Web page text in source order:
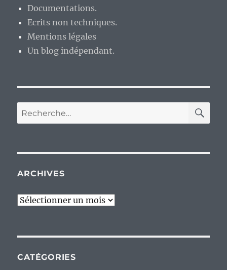
Documentations.
Ecrits non techniques.
Mentions légales
Un blog indépendant.
Recherche
pour :
ARCHIVES
Archives
CATÉGORIES